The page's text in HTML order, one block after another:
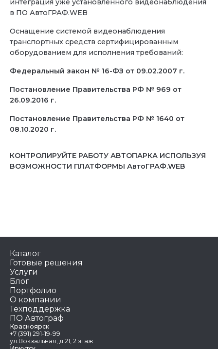
интеграция уже установленного видеонаблюдения
в ПО АвтоГРАФ.WEB
Оснащение системой видеонаблюдения
транспортных средств сертифицированным
оборудованием для исполнения требований:
Федеральный закон № 16-ФЗ от 09.02.2007 г.
Постановление Правительства РФ № 969 от
26.09.2016 г.
Постановление Правительства РФ № 1640 от
08.10.2020 г.
КОНТРОЛИРУЙТЕ РАБОТУ АВТОПАРКА ИСПОЛЬЗУЯ
ВОЗМОЖНОСТИ ПЛАТФОРМЫ АвтоГРАФ.WEB
Каталог
Готовые решения
Услуги
Блог
Портфолио
О компании
Техподдержка
ПО Автограф
Красноярск
+7 (391) 291-19-99
ул.Вокзальная, д 21, 2 этаж